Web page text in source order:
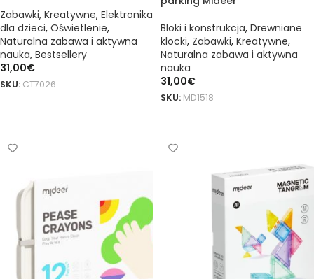
Zabawki, Kreatywne, Elektronika
dla dzieci, Oświetlenie,
Naturalna zabawa i aktywna
nauka, Bestsellery
31,00€
SKU: CT7026
Bloki i konstrukcja, Drewniane
klocki, Zabawki, Kreatywne,
Naturalna zabawa i aktywna
nauka
31,00€
SKU: MD1518